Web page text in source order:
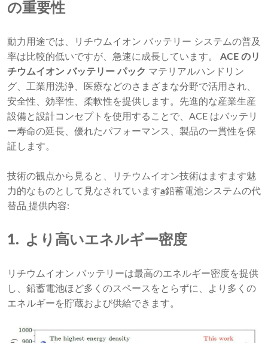
の重要性
動力用途では、リチウムイオン バッテリー システムの普及
率は比較的低いですが、急速に成長しています。
ACE のリ
チウムイオン バッテリー パック マテリアルハンドリン
グ、工業用洗浄、医療などのさまざまな分野で活用され、
安全性、効率性、柔軟性を提供します。先進的な産業生産
設備と設計コンセプトを使用することで、ACE はバッテリ
ー寿命の延長、優れたパフォーマンス、製品の一貫性を保
証します。
技術の観点から見ると、リチウムイオン技術はますます魅
力的なものとして見なされていますa鉛蓄電池システムの代
替品 提供内容:
1. より高いエネルギー密度
リチウムイオン バッテリーは最高のエネルギー密度を提供
し、鉛蓄電池ほど多くのスペースをとらずに、より多くの
エネルギーを貯蔵および供給で​​きます。